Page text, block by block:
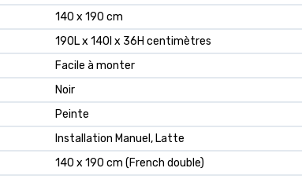
140 x 190 cm
190L x 140l x 36H centimètres
Facile à monter
Noir
Peinte
Installation Manuel, Latte
140 x 190 cm (French double)